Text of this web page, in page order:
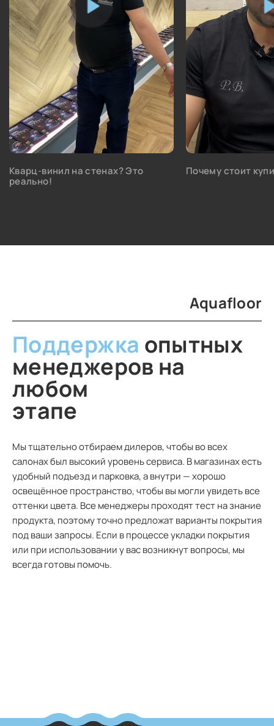
Кварц-винил на стенах? Это
реально!
Почему стоит
Aquafloor
Поддержка опытных
менеджеров на
любом
этапе
Мы тщательно отбираем дилеров, чтобы во всех
салонах был высокий уровень сервиса. В магазинах есть
удобный подъезд и парковка, а внутри — хорошо
освещённое пространство, чтобы вы могли увидеть все
оттенки цвета. Все менеджеры проходят тест на знание
продукта, поэтому точно предложат варианты покрытия
под ваши запросы. Если в процессе укладки покрытия
или при использовании у вас возникнут вопросы, мы
всегда готовы помочь.